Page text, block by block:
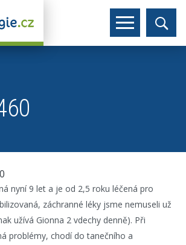
nyní 9 let a je od 2,5 roku léčená pro
záchranné léky jsme nemuseli už
užívá Gionna 2 vdechy denně). Při
problémy, chodí do tanečního a